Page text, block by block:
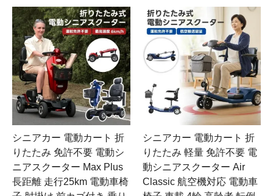
シニアカー 電動カート 折
りたたみ 免許不要 電動シ
ニアスクーター Max Plus
長距離 走行25km 電動車椅
シニアカー 電動カート 折
りたたみ 軽量 免許不要 電
動シニアスクーター Air
Classic 航空機対応 電動車